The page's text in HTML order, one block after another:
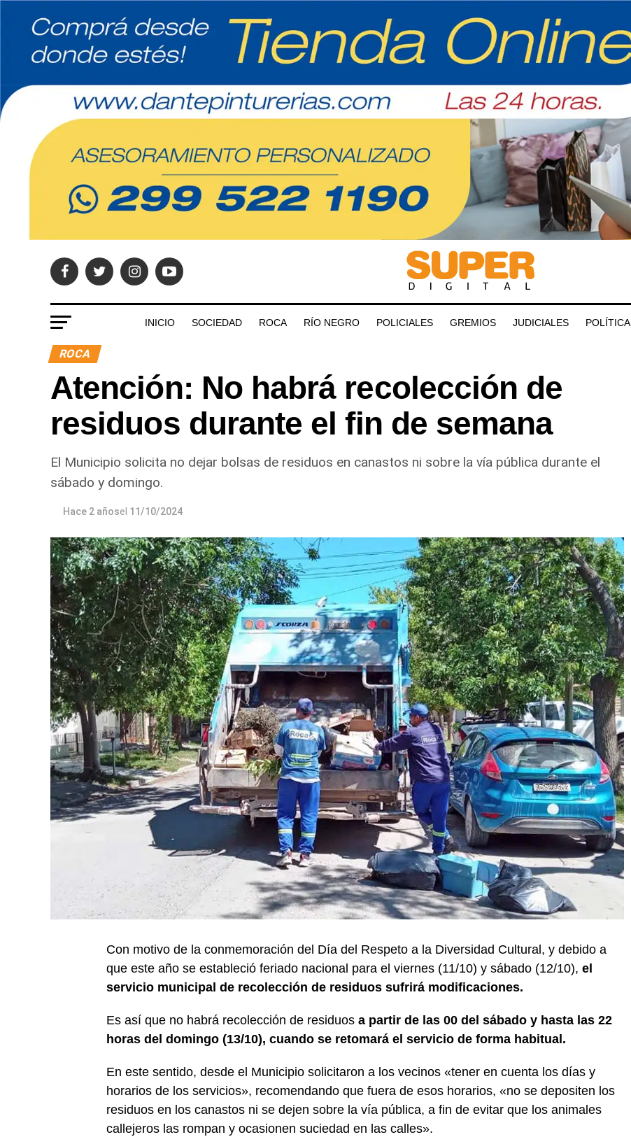
INICIO SOCIEDAD ROCA RÍO NEGRO POLICIALES GREMIOS JUDICIALES POLÍTICA
ROCA
Atención: No habrá recolección de
residuos durante el fin de semana
El Municipio solicita no dejar bolsas de residuos en canastos ni sobre la vía pública durante el
sábado y domingo.
Hace 2 añosel 11/10/2024
Con motivo de la conmemoración del Día del Respeto a la Diversidad Cultural, y debido a
que este año se estableció feriado nacional para el viernes (11/10) y sábado (12/10), el
servicio municipal de recolección de residuos sufrirá modificaciones.
Es así que no habrá recolección de residuos a partir de las 00 del sábado y hasta las 22
horas del domingo (13/10), cuando se retomará el servicio de forma habitual.
En este sentido, desde el Municipio solicitaron a los vecinos «tener en cuenta los días y
horarios de los servicios», recomendando que fuera de esos horarios, «no se depositen los
residuos en los canastos ni se dejen sobre la vía pública, a fin de evitar que los animales
callejeros las rompan y ocasionen suciedad en las calles».